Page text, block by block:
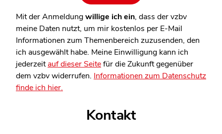
Mit der Anmeldungwillige ich ein, dass der vzbv
meine Daten nutzt, um mir kostenlos per E-Mail
Informationen zum Themenbereich zuzusenden, den
ich ausgewählt habe. Meine Einwilligung kann ich
jederzeitauf dieser Seitefür die Zukunft gegenüber
dem vzbv widerrufen. Informationen zum Datenschutz
finde ich hier.
Kontakt